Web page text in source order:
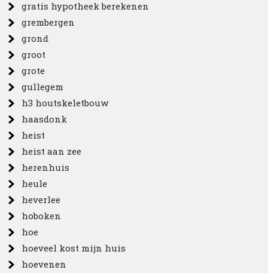
gratis hypotheek berekenen
grembergen
grond
groot
grote
gullegem
h3 houtskeletbouw
haasdonk
heist
heist aan zee
herenhuis
heule
heverlee
hoboken
hoe
hoeveel kost mijn huis
hoevenen